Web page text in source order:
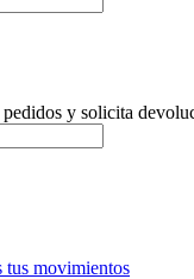
y solicita
tus movimientos